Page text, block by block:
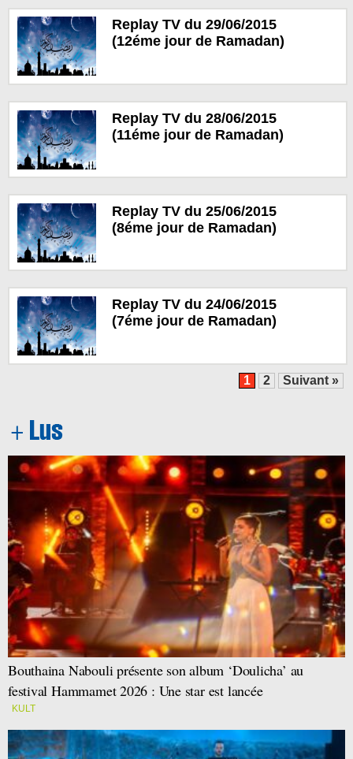
Replay TV du 29/06/2015
(12éme jour de Ramadan)
Replay TV du 28/06/2015
(11éme jour de Ramadan)
Replay TV du 25/06/2015
(8éme jour de Ramadan)
Replay TV du 24/06/2015
(7éme jour de Ramadan)
1 2 Suivant »
Bouthaina Nabouli présente son album ‘Doulicha’ au
festival Hammamet 2026 : Une star est lancée
KULT